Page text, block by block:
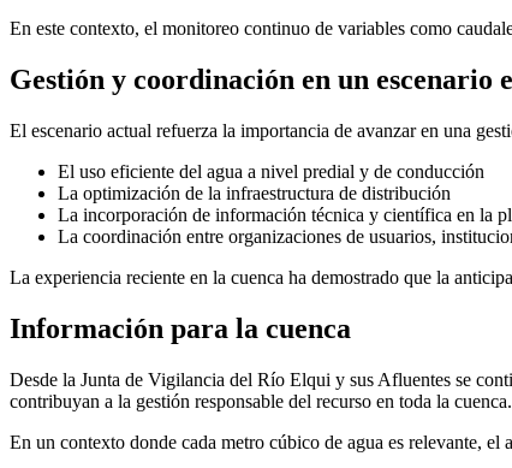
En este contexto, el monitoreo continuo de variables como
Gestión y coordinación en un escenario
El escenario actual refuerza la importancia de avanzar en una
El uso eficiente del agua a nivel predial y de conducción
La optimización de la infraestructura de distribución
La incorporación de información técnica y científica en la
La coordinación entre organizaciones de usuarios,
La experiencia reciente en la cuenca ha demostrado que la
Información para la cuenca
Desde la Junta de Vigilancia del Río Elqui y sus Afluentes se
contribuyan a la gestión responsable del recurso en toda la cuenca.
En un contexto donde cada metro cúbico de agua es relevante,